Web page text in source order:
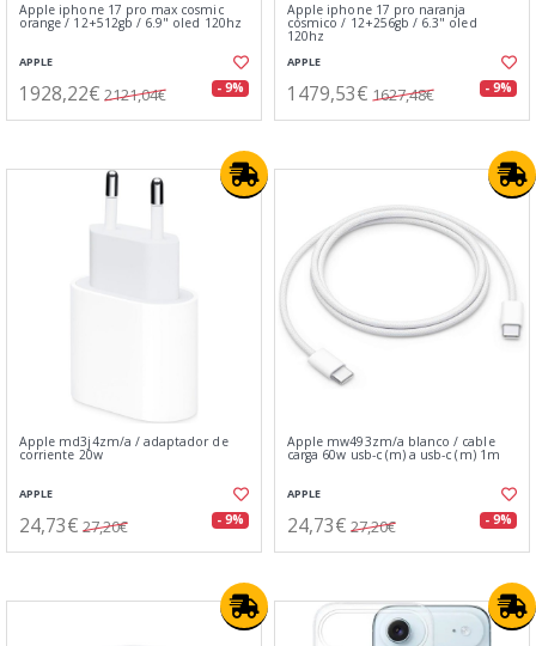
Apple iphone 17 pro max cosmic
orange / 12+512gb / 6.9" oled 120hz
APPLE
1928,22€ 2121,04€ - 9%
Apple iphone 17 pro naranja
cósmico / 12+256gb / 6.3" oled
120hz
APPLE
1479,53€ 1627,48€ - 9%
Apple md3j4zm/a / adaptador de
corriente 20w
APPLE
24,73€ 27,20€ - 9%
Apple mw493zm/a blanco / cable
carga 60w usb-c (m) a usb-c (m) 1m
APPLE
24,73€ 27,20€ - 9%